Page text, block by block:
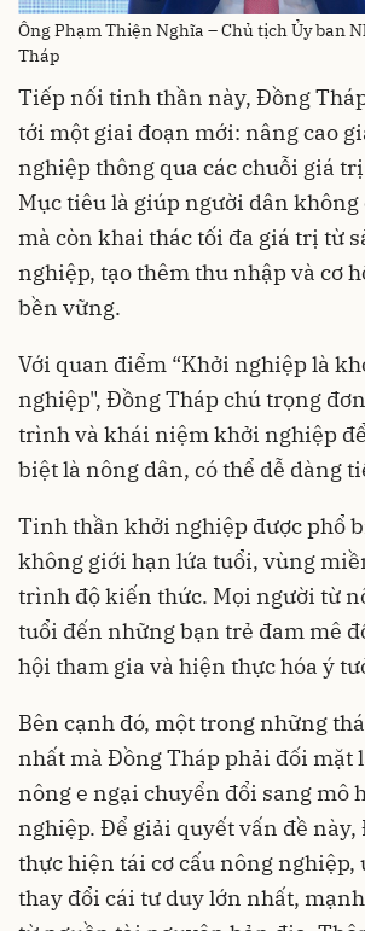
Ông Phạm Thiện Nghĩa – Chủ tịch Ủy ban
Tháp
Tiếp nối tinh thần này, Đồng
tới một giai đoạn mới: nâng cao
nghiệp thông qua các chuỗi giá
Mục tiêu là giúp người dân
mà còn khai thác tối đa giá trị từ
nghiệp, tạo thêm thu nhập và cơ
bền vững.
Với quan điểm “Khởi nghiệp là
nghiệp", Đồng Tháp chú trọng
trình và khái niệm khởi nghiệp
biệt là nông dân, có thể dễ dàng
Tinh thần khởi nghiệp được phổ
không giới hạn lứa tuổi, vùng
trình độ kiến thức. Mọi người từ
tuổi đến những bạn trẻ đam mê
hội tham gia và hiện thực hóa ý
Bên cạnh đó, một trong những
nhất mà Đồng Tháp phải đối mặt
nông e ngại chuyển đổi sang mô
nghiệp. Để giải quyết vấn đề này,
thực hiện tái cơ cấu nông nghiệp,
thay đổi cái tư duy lớn nhất,